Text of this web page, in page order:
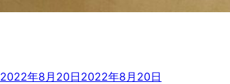
2022年8月20日2022年8月20日